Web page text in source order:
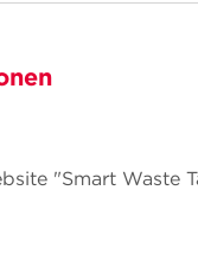
"Smart Waste